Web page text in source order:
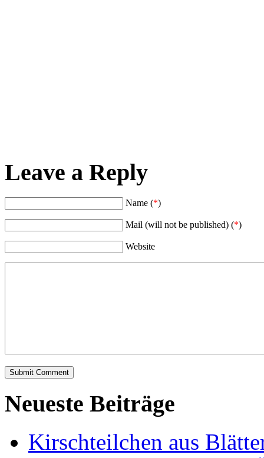
Leave a Reply
Name (*)
Mail (will not be published) (*)
Website
Neueste Beiträge
Kirschteilchen aus